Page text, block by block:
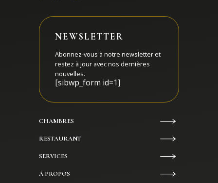
NEWSLETTER
Abonnez-vous à notre newsletter et
restez à jour avec nos dernières
nouvelles.
[sibwp_form id=1]
CHAMBRES
RESTAURANT
SERVICES
À PROPOS